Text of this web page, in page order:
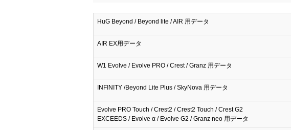
HuG Beyond / Beyond lite / AIR 用データ
AIR EX用データ
W1 Evolve / Evolve PRO / Crest / Granz 用データ
INFINITY /Beyond Lite Plus / SkyNova 用データ
Evolve PRO Touch / Crest2 / Crest2 Touch / Crest G2
EXCEEDS / Evolve α / Evolve G2 / Granz neo 用データ